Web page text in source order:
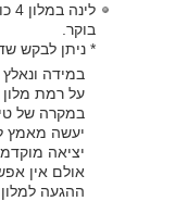
בוקר.
* ניתן לבקש
במידה
על רמת מלון
במקרה של
יעשה מאמץ
יציאה
אולם אין
ההגעה